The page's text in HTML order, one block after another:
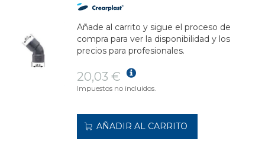
Añade al carrito y sigue el proceso de
compra para ver la disponibilidad y los
precios para profesionales.
20,03 €
Impuestos no incluidos.
AÑADIR AL CARRITO